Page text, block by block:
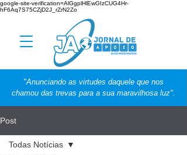
google-site-verification=AlGgplHlEwGIzCUG4Hr-
hF6Aq7S75CZjD2J_rZrN2Zo
"Anunciando as virtudes daquele que nos
chamou das trevas para a sua maravilhosa luz".
Post
Todas Notícias